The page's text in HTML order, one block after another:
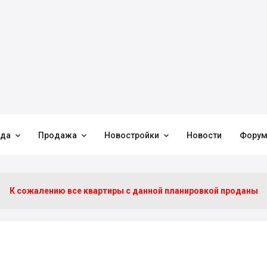
 Продажа  Новостройки  Новости Форум
К сожалению все квартиры c данной планировкой проданы